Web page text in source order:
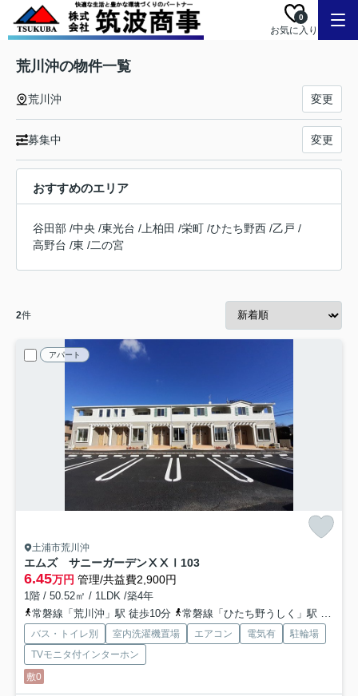
0
お気に入り
荒川沖の物件一覧
荒川沖 変更
募集中 変更
おすすめのエリア
谷田部 /中央 /東光台 / 上柏田 /栄町 /ひたち野西 /乙戸 /
高野台 /東 /二の宮
2件
アパート
土浦市荒川沖
エムズ サニーガーデンⅩⅩⅠ 103
6.45万円 管理/共益費2,900円
1階 / 50.52㎡ / 1LDK /築4年
常磐線「荒川沖」駅 徒歩10分
常磐線「ひたち野うしく」駅 徒歩39分
バス・トイレ別 室内洗濯機置場 エアコン 電気有
駐輪場
TVモニタ付インターホン
敷0